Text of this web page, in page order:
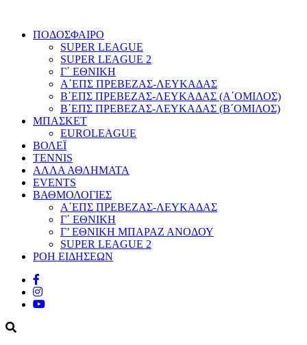
ΠΟΔΟΣΦΑΙΡΟ
SUPER LEAGUE
SUPER LEAGUE 2
Γ΄ ΕΘΝΙΚΗ
Α΄ΕΠΣ ΠΡΕΒΕΖΑΣ-ΛΕΥΚΑΔΑΣ
Β΄ΕΠΣ ΠΡΕΒΕΖΑΣ-ΛΕΥΚΑΔΑΣ (Α΄ΟΜΙΛΟΣ)
Β΄ΕΠΣ ΠΡΕΒΕΖΑΣ-ΛΕΥΚΑΔΑΣ (Β΄ΟΜΙΛΟΣ)
ΜΠΑΣΚΕΤ
EUROLEAGUE
ΒΟΛΕΪ
TENNIS
ΑΛΛΑ ΑΘΛΗΜΑΤΑ
EVENTS
ΒΑΘΜΟΛΟΓΙΕΣ
Α΄ΕΠΣ ΠΡΕΒΕΖΑΣ-ΛΕΥΚΑΔΑΣ
Γ΄ ΕΘΝΙΚΗ
Γ’ ΕΘΝΙΚΗ ΜΠΑΡΑΖ ΑΝΟΔΟΥ
SUPER LEAGUE 2
ΡΟΗ ΕΙΔΗΣΕΩΝ